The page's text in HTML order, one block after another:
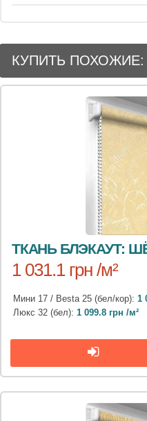
КУПИТЬ
ТКАНЬ БЛЭКАУТ:
1 031.1 грн /м²
Мини 17 / Besta 25 (бел/кор): 1
Люкс 32 (бел): 1 099.8 грн /м²